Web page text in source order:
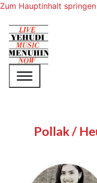
Zum Hauptinhalt springen
Pollak /